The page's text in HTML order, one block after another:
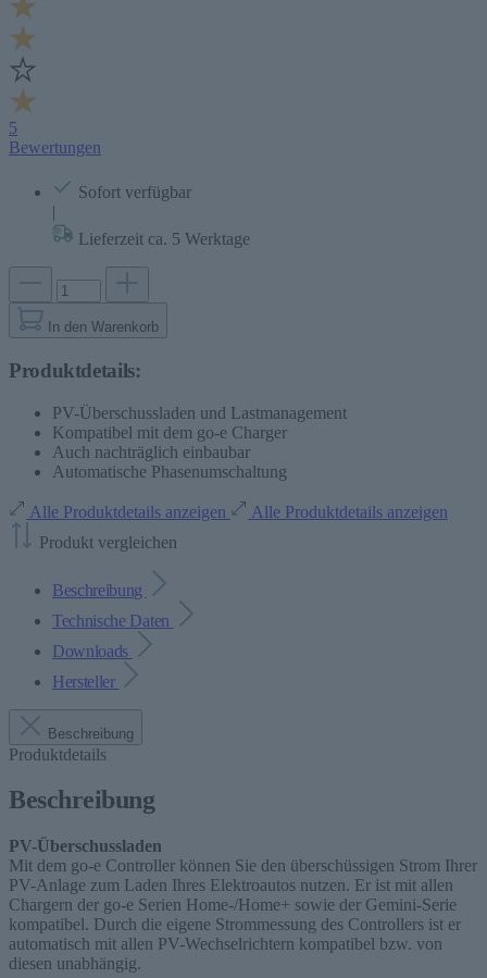
5
Bewertungen
Sofort verfügbar
|
Lieferzeit ca. 5 Werktage
In den Warenkorb
Produktdetails:
PV-Überschussladen und Lastmanagement
Kompatibel mit dem go-e Charger
Auch nachträglich einbaubar
Automatische Phasenumschaltung
Alle Produktdetails anzeigen
Alle Produktdetails anzeigen
Produkt vergleichen
Beschreibung
Technische Daten
Downloads
Hersteller
Beschreibung
Produktdetails
Beschreibung
PV-Überschussladen
Mit dem go-e Controller können Sie den überschüssigen Strom Ihrer
PV-Anlage zum Laden Ihres Elektroautos nutzen. Er ist mit allen
Chargern der go-e Serien Home-/Home+ sowie der Gemini-Serie
kompatibel. Durch die eigene Strommessung des Controllers ist er
automatisch mit allen PV-Wechselrichtern kompatibel bzw. von
diesen unabhängig.